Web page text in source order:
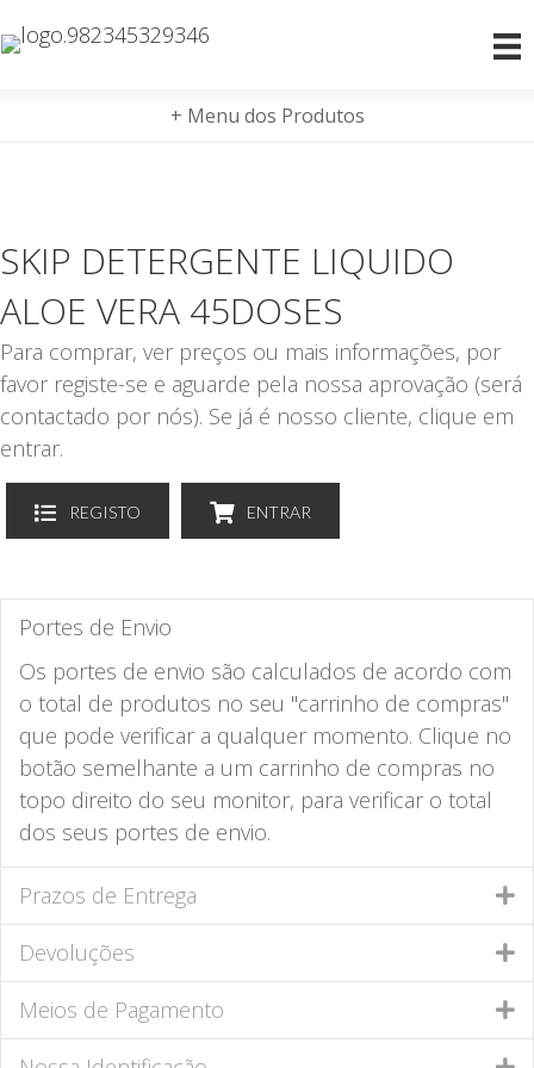
+ Menu dos Produtos
SKIP DETERGENTE LIQUIDO
ALOE VERA 45DOSES
Para comprar, ver preços ou mais informações, por
favor registe-se e aguarde pela nossa aprovação (será
contactado por nós). Se já é nosso cliente, clique em
entrar.
REGISTO ENTRAR
Portes de Envio
Os portes de envio são calculados de acordo com
o total de produtos no seu "carrinho de compras"
que pode verificar a qualquer momento. Clique no
botão semelhante a um carrinho de compras no
topo direito do seu monitor, para verificar o total
dos seus portes de envio.
Prazos de Entrega
Devoluções
Meios de Pagamento